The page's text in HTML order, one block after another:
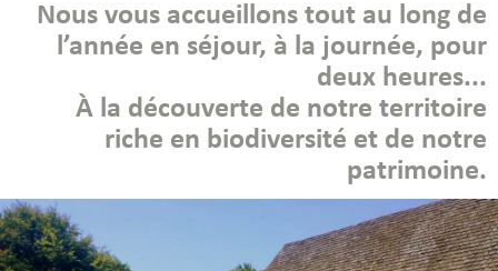
Nous vous accueillons tout au long de
l’année en séjour, à la journée, pour
deux heures...
À la découverte de notre territoire
riche en biodiversité et de notre
patrimoine.